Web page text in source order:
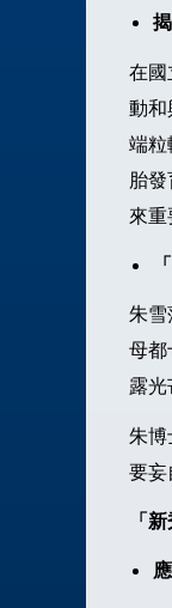
在國
動和
端粒
胎
來重
朱雪
母都
露光
朱博
要妄
「